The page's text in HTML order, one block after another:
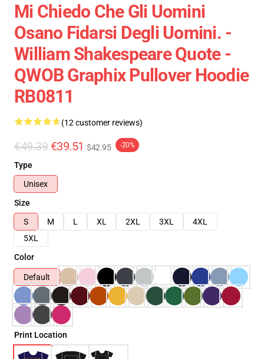
Mi Chiedo Che Gli Uomini
Osano Fidarsi Degli Uomini. -
William Shakespeare Quote -
QWOB Graphix Pullover Hoodie
RB0811
(12 customer reviews)
€49.39 €39.51 $42.95 -20%
Type
Unisex
Size
S
M L XL 2XL 3XL
4XL
5XL
Color
Default
Print Location